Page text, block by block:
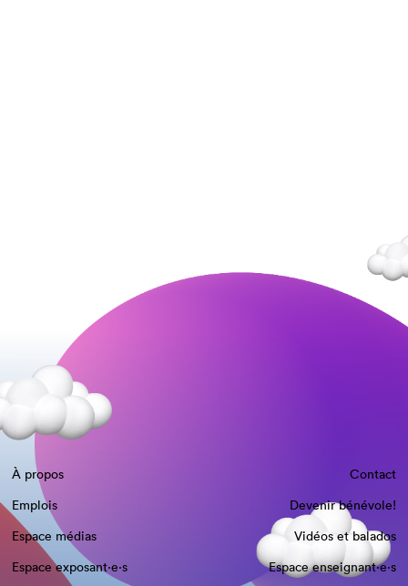
À propos
Contact
Emplois
Devenir bénévole!
Espace médias
Vidéos et balados
Espace exposant·e⋅s
Espace enseignant·e⋅s